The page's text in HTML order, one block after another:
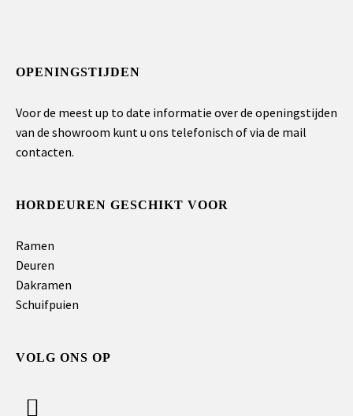
OPENINGSTIJDEN
Voor de meest up to date informatie over de openingstijden
van de showroom kunt u ons telefonisch of via de mail
contacten.
HORDEUREN GESCHIKT VOOR
Ramen
Deuren
Dakramen
Schuifpuien
VOLG ONS OP